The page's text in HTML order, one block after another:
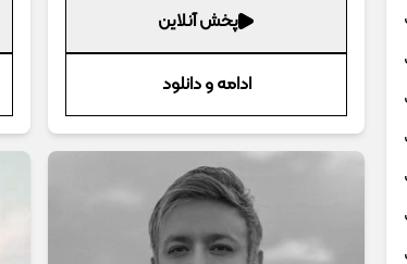
پخش آنلاین
ادامه و دانلود